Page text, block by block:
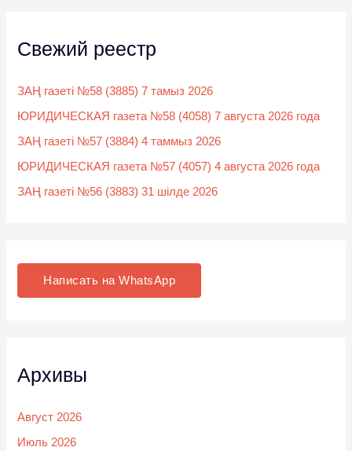
Свежий реестр
ЗАҢ газеті №58 (3885) 7 тамыз 2026
ЮРИДИЧЕСКАЯ газета №58 (4058) 7 августа 2026 года
ЗАҢ газеті №57 (3884) 4 таммыз 2026
ЮРИДИЧЕСКАЯ газета №57 (4057) 4 августа 2026 года
ЗАҢ газеті №56 (3883) 31 шілде 2026
Написать на WhatsApp
Архивы
Август 2026
Июль 2026